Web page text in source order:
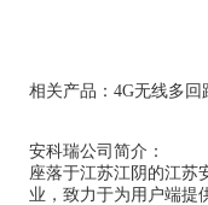
相关产品： 4G无线多回
安科瑞公司简介：
座落于江苏江阴的江苏
业，致力于为用户端提